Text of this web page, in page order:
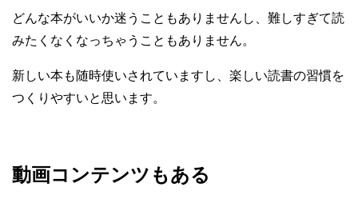
どんな本がいいか迷うこともありませんし、難しすぎて読
みたくなくなっちゃうこともありません。
新しい本も随時使いされていますし、楽しい読書の習慣を
つくりやすいと思います。
動画コンテンツもある